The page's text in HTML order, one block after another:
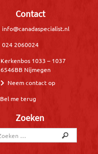
Contact
info@canadaspecialist.nl
024 2060024
Kerkenbos 1033 – 1037
6546BB Nijmegen
Neem contact op
Bel me terug
Zoeken